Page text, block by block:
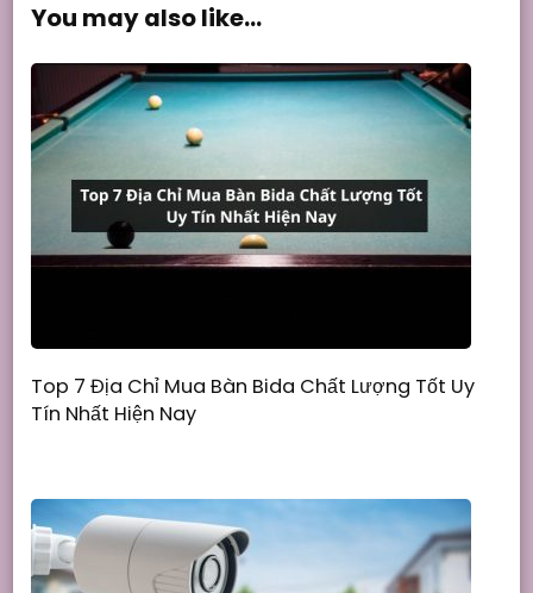
You may also like...
Top 7 Địa Chỉ Mua Bàn Bida Chất Lượng Tốt Uy
Tín Nhất Hiện Nay